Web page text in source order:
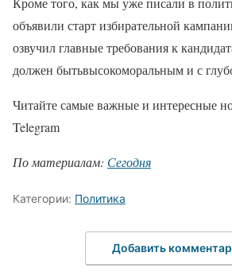
объявили старт избирательной
озвучил главные требования к
должен бытьвысокоморальным и с
Читайте самые важные и интересные
Telegram
По материалам: Сегодня
Категории: Политика
Добавить